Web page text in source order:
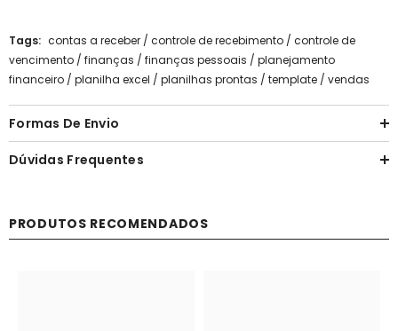
Tags: contas a receber / controle de recebimento / controle de
vencimento / finanças / finanças pessoais / planejamento
financeiro / planilha excel / planilhas prontas / template / vendas
Formas De Envio
Dúvidas Frequentes
PRODUTOS RECOMENDADOS